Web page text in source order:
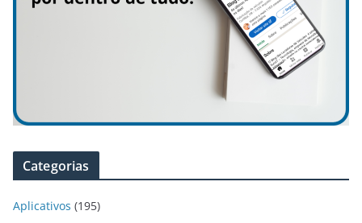
Categorias
Aplicativos (195)